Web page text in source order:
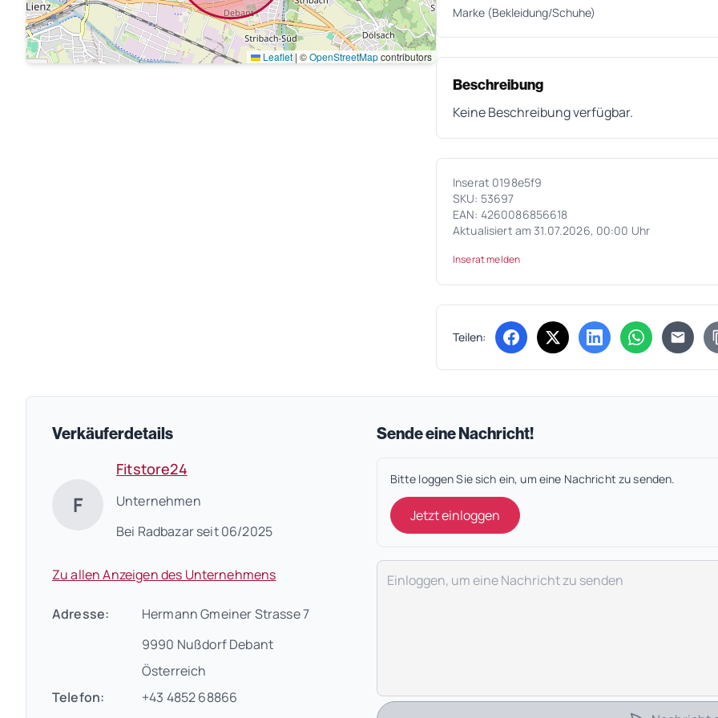
Leaflet | ©OpenStreetMapcontributors
Marke (Bekleidung/Schuhe)
Beschreibung
Keine Beschreibung verfügbar.
Inserat 0198e5f9
SKU: 53697
EAN: 4260086856618
Aktualisiert am 31.07.2026, 00:00 Uhr
Inserat melden
Teilen: (öffnet in neuem Tab)
(öffnet in neuem Tab)
(öffnet in neuem
(öffnet in
Verkäuferdetails
F
Fitstore24
Unternehmen
Bei Radbazar seit 06/2025
Zu allen Anzeigen des Unternehmens
Adresse:
Hermann Gmeiner Strasse 7
9990 Nußdorf Debant
Österreich
Telefon:
+43 4852 68866
Sende eine Nachricht!
Bitte loggen Sie sich ein, um eine Nachricht zu senden.
Jetzt einloggen
Deine Nachricht